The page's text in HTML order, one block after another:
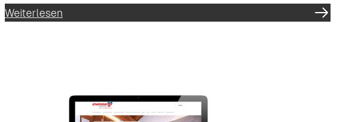
Weiterlesen